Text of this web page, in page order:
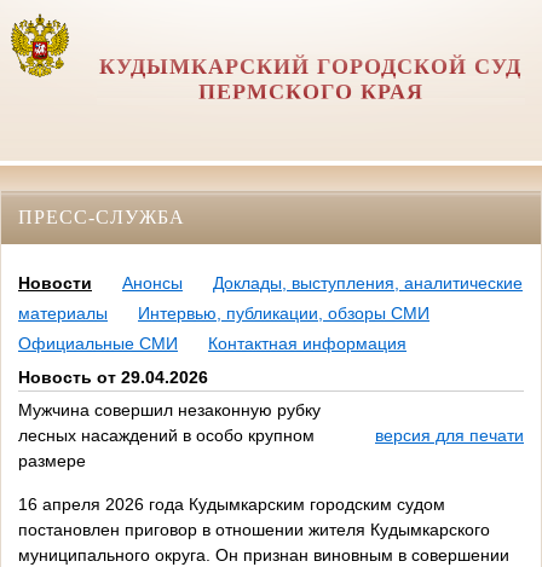
КУДЫМКАРСКИЙ ГОРОДСКОЙ СУД
ПЕРМСКОГО КРАЯ
ПРЕСС-СЛУЖБА
Новости Анонсы
Доклады, выступления, аналитические
материалы
Интервью, публикации, обзоры СМИ
Официальные СМИ
Контактная информация
Новость от 29.04.2026
Мужчина совершил незаконную рубку
лесных насаждений в особо крупном
размере
версия для печати
16 апреля 2026 года Кудымкарским городским судом
постановлен приговор в отношении жителя Кудымкарского
муниципального округа. Он признан виновным в совершении